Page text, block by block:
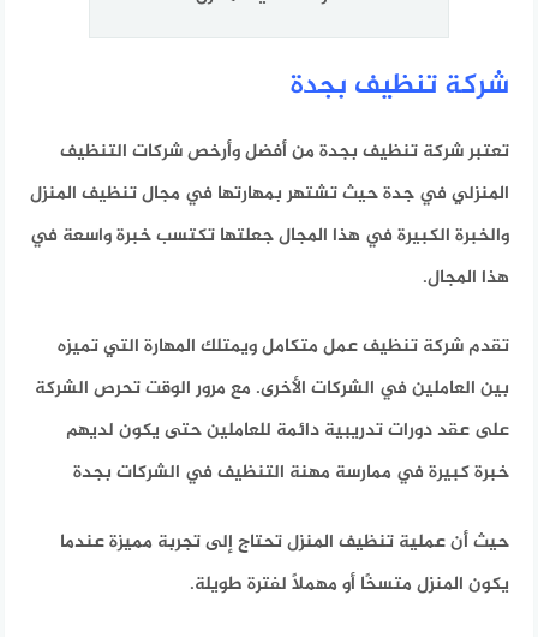
شركة تنظيف بجدة
تعتبر شركة تنظيف بجدة من أفضل وأرخص شركات التنظيف
المنزلي في جدة حيث تشتهر بمهارتها في مجال تنظيف المنزل
والخبرة الكبيرة في هذا المجال جعلتها تكتسب خبرة واسعة في
هذا المجال.
تقدم شركة تنظيف عمل متكامل ويمتلك المهارة التي تميزه
بين العاملين في الشركات الأخرى. مع مرور الوقت تحرص الشركة
على عقد دورات تدريبية دائمة للعاملين حتى يكون لديهم
خبرة كبيرة في ممارسة مهنة التنظيف في الشركات بجدة
حيث أن عملية تنظيف المنزل تحتاج إلى تجربة مميزة عندما
يكون المنزل متسخًا أو مهملاً لفترة طويلة.